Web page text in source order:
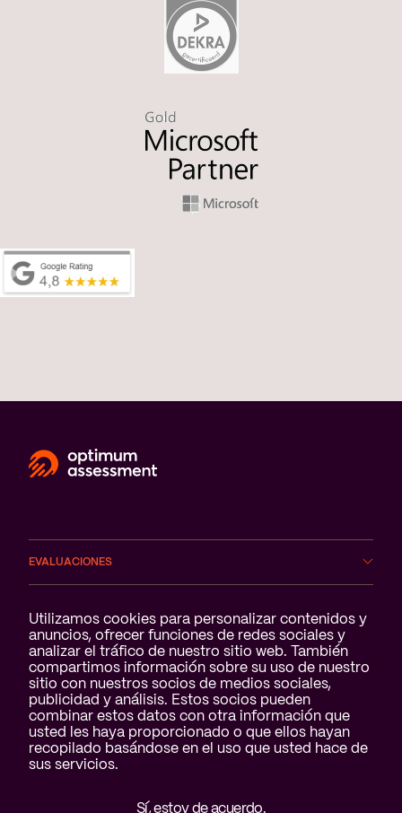
Notificación de cookies
Utilizamos cookies para personalizar contenidos y
anuncios, ofrecer funciones de redes sociales y
analizar el tráfico de nuestro sitio web. También
compartimos información sobre su uso de nuestro
sitio con nuestros socios de medios sociales,
publicidad y análisis. Estos socios pueden
combinar estos datos con otra información que
usted les haya proporcionado o que ellos hayan
recopilado basándose en el uso que usted hace de
sus servicios.
Sí, estoy de acuerdo.
EVALUACIONES
SERVICIOS
QUIÉNES SOMOS